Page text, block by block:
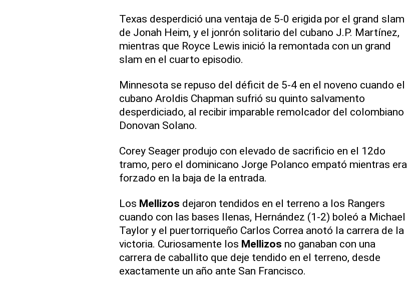
Texas desperdició una ventaja de 5-0 erigida por el grand slam
de Jonah Heim, y el jonrón solitario del cubano J.P. Martínez,
mientras que Royce Lewis inició la remontada con un grand
slam en el cuarto episodio.
Minnesota se repuso del déficit de 5-4 en el noveno cuando el
cubano Aroldis Chapman sufrió su quinto salvamento
desperdiciado, al recibir imparable remolcador del colombiano
Donovan Solano.
Corey Seager produjo con elevado de sacrificio en el 12do
tramo, pero el dominicano Jorge Polanco empató mientras era
forzado en la baja de la entrada.
Los Mellizos dejaron tendidos en el terreno a los Rangers
cuando con las bases llenas, Hernández (1-2) boleó a Michael
Taylor y el puertorriqueño Carlos Correa anotó la carrera de la
victoria. Curiosamente los Mellizos no ganaban con una
carrera de caballito que deje tendido en el terreno, desde
exactamente un año ante San Francisco.